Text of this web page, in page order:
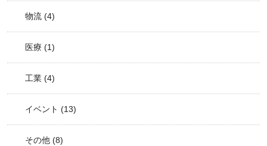
物流 (4)
医療 (1)
工業 (4)
イベント (13)
その他 (8)